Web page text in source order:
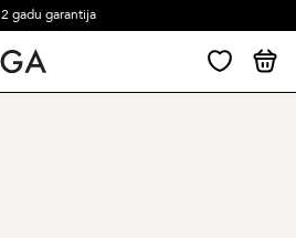
2 gadu garantija